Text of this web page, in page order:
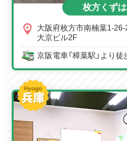
枚方くず
大阪府枚方市南楠葉1-26-
大京ビル2F
京阪電車「樟葉駅」より徒